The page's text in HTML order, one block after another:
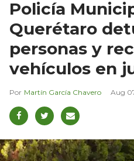
Policía
Querétaro
personas y
vehículos en
Martín García Chavero Aug